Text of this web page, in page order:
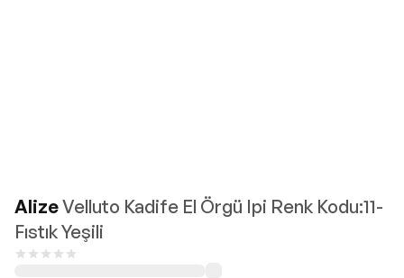
AlizeVelluto Kadife El Örgü Ipi Renk Kodu:11-
Fıstık Yeşili